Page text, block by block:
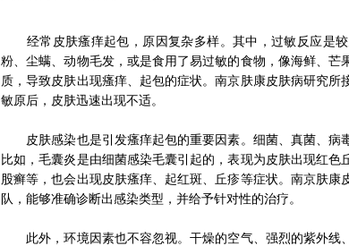
经常皮肤瘙痒起包，原因复杂多样。其中，过敏反应是较
粉、尘螨、动物毛发，或是食用了易过敏的食物，像海鲜、
质，导致皮肤出现瘙痒、起包的症状。南京肤康皮肤病研究
敏原后，皮肤迅速出现不适。
皮肤感染也是引发瘙痒起包的重要因素。细菌、真菌、病
比如，毛囊炎是由细菌感染毛囊引起的，表现为皮肤出现红色
股癣等，也会出现皮肤瘙痒、起红斑、丘疹等症状。南京肤康
队，能够准确诊断出感染类型，并给予针对性的治疗。
此外，环境因素也不容忽视。干燥的空气、强烈的紫外线